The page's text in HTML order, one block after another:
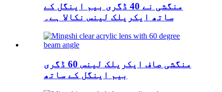
منگشی نے 40 ڈگری بیم اینگل کے
ساتھ ایکریلک لینس نکالا ہے۔
منگشی صاف ایکریلک لینس 60 ڈگری
بیم اینگل کے ساتھ